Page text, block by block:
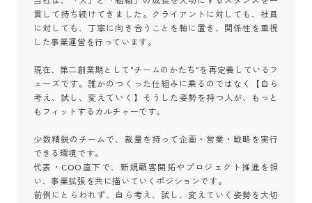
貫して持ち続けてきました。クライアントに対しても、社員
に対しても、丁寧に向き合うことを軸に置き、関係性を重視
した事業運営を行っています。
現在、第二創業期として“チームのかたち”を再定義しているフ
ェーズです。誰かのつくった仕組みに乗るのではなく【自ら
考え、試し、変えていく】そうした姿勢を持つ人が、もっと
もフィットするカルチャーです。
少数精鋭のチームで、裁量を持って企画・営業・戦略を実行
できる環境です。
代表・COO直下で、新規顧客開拓やプロジェクト推進を担
い、事業拡張を共に描いていくポジションです。
前例にとらわれず、自ら考え、試し、変えていく姿勢を大切